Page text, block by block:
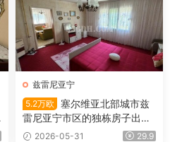
兹雷尼亚宁
5.2万欧
塞尔维亚北部城市兹
雷尼亚宁市区的独栋房子出售1
01平米/5.2万欧
2026-05-31 29.9